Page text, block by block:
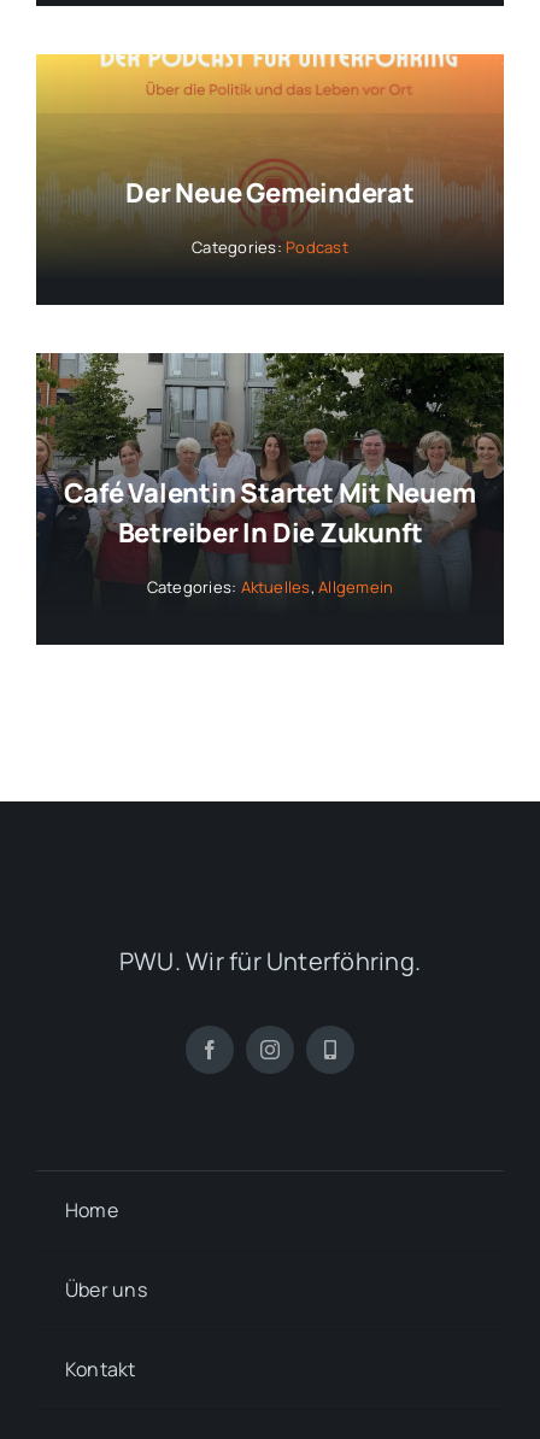
Der Neue Gemeinderat
Categories: Podcast
Café Valentin Startet Mit Neuem
Betreiber In Die Zukunft
Categories: Aktuelles,Allgemein
PWU. Wir für Unterföhring.
Home
Über uns
Kontakt